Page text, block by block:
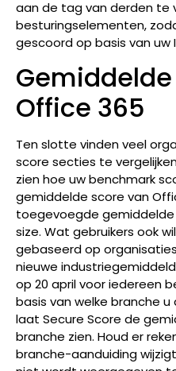
aan de tag van derden te
besturingselementen,
gescoord op basis van
Office 365
Ten slotte vinden veel
score secties te
zien hoe uw benchmark
gemiddelde score van
toegevoegde
size. Wat gebruikers ook
gebaseerd op
nieuwe
op 20 april voor iedereen
basis van welke branche
laat Secure Score de
branche zien. Houd er
branche-aanduiding